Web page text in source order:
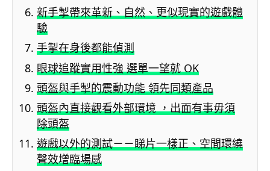
新手掣帶來革新、自然、更似現實的遊戲體
驗
手掣在身後都能偵測
眼球追蹤實用性強 選單一望就 OK
頭盔與手掣的震動功能 領先同類產品
頭盔內直接觀看外部環境 ，出面有事毋須
除頭盔
遊戲以外的測試－－睇片一樣正、空間環繞
聲效增臨場感